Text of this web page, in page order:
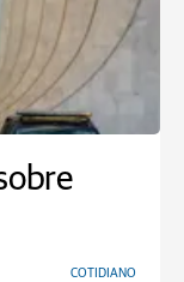
COTIDIANO